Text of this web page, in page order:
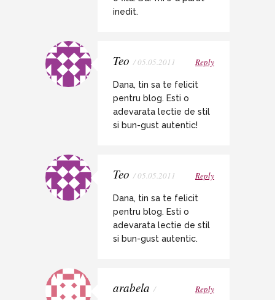
inedit.
Teo / 05.05.2011 Reply
Dana, tin sa te felicit
pentru blog. Esti o
adevarata lectie de stil
si bun-gust autentic!
Teo / 05.05.2011 Reply
Dana, tin sa te felicit
pentru blog. Esti o
adevarata lectie de stil
si bun-gust autentic.
arabela /
Reply